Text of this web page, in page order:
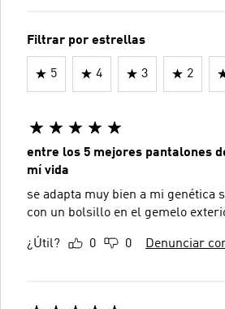
Filtrar por estrellas
5 4 3 2
entre los 5 mejores pantalones
mí vida
se adapta muy bien a mi genética se puede mejorar
con un bolsillo en el gemelo
¿Útil? 0 0 Denunciar